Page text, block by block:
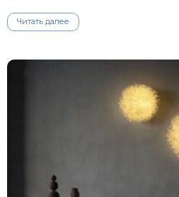
Читать далее